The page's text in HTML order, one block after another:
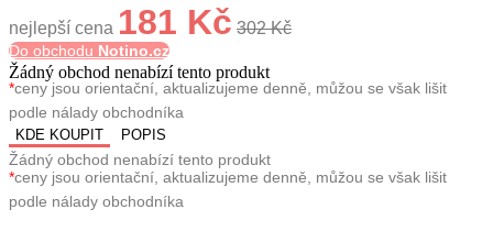
nejlepší cena 181 Kč 302 Kč
Do obchodu Notino.cz
Žádný obchod nenabízí tento produkt
*ceny jsou orientační, aktualizujeme denně, můžou se však lišit
podle nálady obchodníka
KDE KOUPIT POPIS
Žádný obchod nenabízí tento produkt
*ceny jsou orientační, aktualizujeme denně, můžou se však lišit
podle nálady obchodníka